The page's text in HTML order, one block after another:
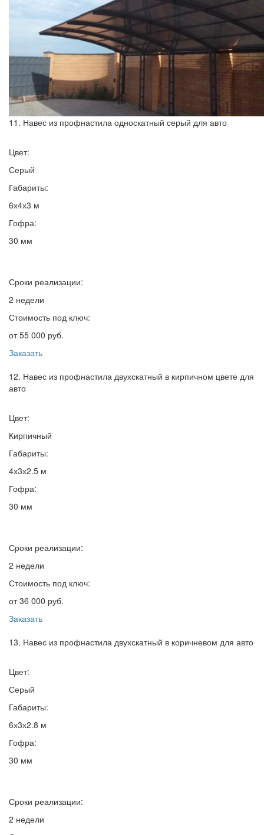
11. Навес из профнастила односкатный серый для авто
Цвет:
Серый
Габариты:
6х4х3 м
Гофра:
30 мм
Сроки реализации:
2 недели
Стоимость под ключ:
от 55 000 руб.
Заказать
12. Навес из профнастила двухскатный в кирпичном цвете для
авто
Цвет:
Кирпичный
Габариты:
4х3х2.5 м
Гофра:
30 мм
Сроки реализации:
2 недели
Стоимость под ключ:
от 36 000 руб.
Заказать
13. Навес из профнастила двухскатный в коричневом для авто
Цвет:
Серый
Габариты:
6х3х2.8 м
Гофра:
30 мм
Сроки реализации:
2 недели